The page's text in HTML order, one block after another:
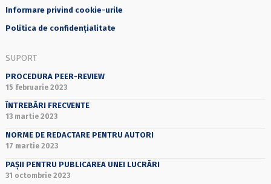
Informare privind cookie-urile
Politica de confidențialitate
SUPORT
PROCEDURA PEER-REVIEW
15 februarie 2023
ÎNTREBĂRI FRECVENTE
13 martie 2023
NORME DE REDACTARE PENTRU AUTORI
17 martie 2023
PAȘII PENTRU PUBLICAREA UNEI LUCRĂRI
31 octombrie 2023